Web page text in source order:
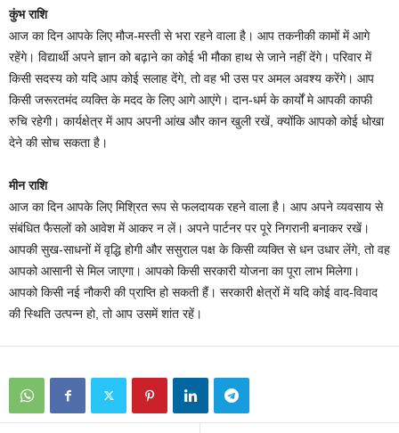
कुंभ राशि
आज का दिन आपके लिए मौज-मस्ती से भरा रहने वाला है। आप तकनीकी कामों में आगे
रहेंगे। विद्यार्थी अपने ज्ञान को बढ़ाने का कोई भी मौका हाथ से जाने नहीं देंगे। परिवार में
किसी सदस्य को यदि आप कोई सलाह देंगे, तो वह भी उस पर अमल अवश्य करेंगे। आप
किसी जरूरतमंद व्यक्ति के मदद के लिए आगे आएंगे। दान-धर्म के कार्यों मे आपकी काफी
रुचि रहेगी। कार्यक्षेत्र में आप अपनी आंख और कान खुली रखें, क्योंकि आपको कोई धोखा
देने की सोच सकता है।
मीन राशि
आज का दिन आपके लिए मिश्रित रूप से फलदायक रहने वाला है। आप अपने व्यवसाय से
संबंधित फैसलों को आवेश में आकर न लें। अपने पार्टनर पर पूरे निगरानी बनाकर रखें।
आपकी सुख-साधनों में वृद्धि होगी और ससुराल पक्ष के किसी व्यक्ति से धन उधार लेंगे, तो वह
आपको आसानी से मिल जाएगा। आपको किसी सरकारी योजना का पूरा लाभ मिलेगा।
आपको किसी नई नौकरी की प्राप्ति हो सकती हैं। सरकारी क्षेत्रों में यदि कोई वाद-विवाद
की स्थिति उत्पन्न हो, तो आप उसमें शांत रहें।